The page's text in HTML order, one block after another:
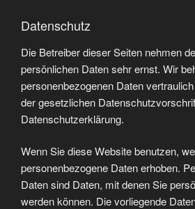
Datenschutz
Die Betreiber dieser Seiten nehmen
persönlichen Daten sehr ernst. Wir
personenbezogenen Daten
der gesetzlichen
Datenschutzerklärung.
Wenn Sie diese Website benutzen,
personenbezogene Daten erhoben.
Daten sind Daten, mit denen Sie
werden können. Die vorliegende